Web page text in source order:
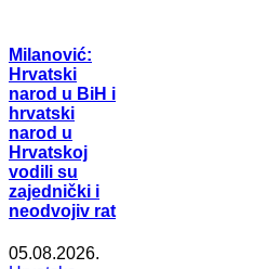
Milanović:
Hrvatski
narod u BiH i
hrvatski
narod u
Hrvatskoj
vodili su
zajednički i
neodvojiv rat
05.08.2026.